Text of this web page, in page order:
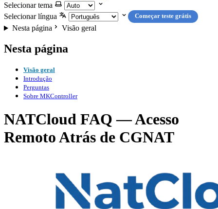
Selecionar tema
Selecionar língua
Começar teste grátis
Nesta página Visão geral
Nesta página
Visão geral
Introdução
Perguntas
Sobre MKController
NATCloud FAQ — Acesso
Remoto Atrás de CGNAT